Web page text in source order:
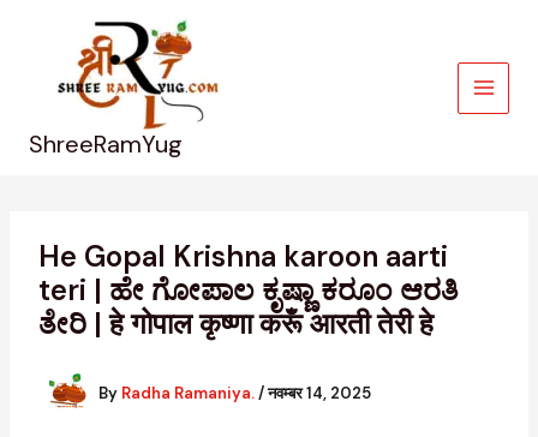
ShreeRamYug
He Gopal Krishna karoon aarti
teri | ಹೇ ಗೋಪಾಲ ಕೃಷ್ಣಾ ಕರೂಂ ಆರತಿ
ತೇರಿ | हे गोपाल कृष्णा करूँ आरती तेरी हे
By Radha Ramaniya./नवम्बर 14, 2025